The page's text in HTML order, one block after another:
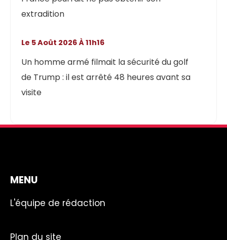
extradition
Un homme armé filmait la sécurité du golf
de Trump : il est arrêté 48 heures avant sa
visite
Le 5 Août 2026 À 11h16
MENU
L'équipe de rédaction
Plan du site